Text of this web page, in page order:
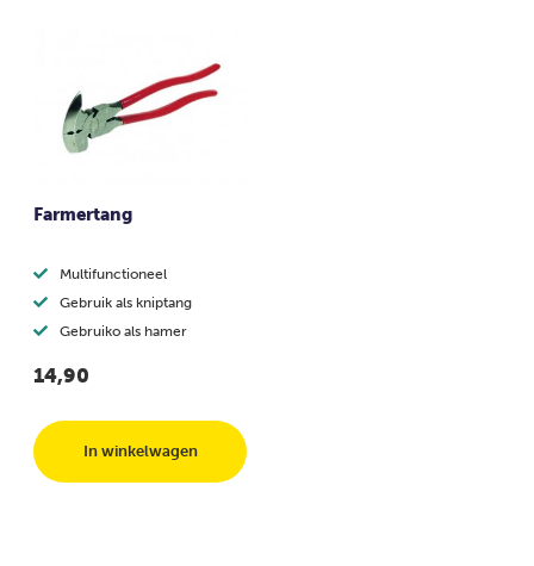
Farmertang
Multifunctioneel
Gebruik als kniptang
Gebruiko als hamer
14,90
In winkelwagen